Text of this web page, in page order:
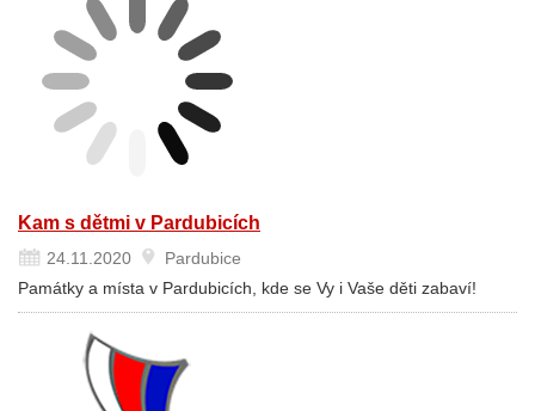
Kam s dětmi v Pardubicích
24.11.2020
Pardubice
Památky a místa v Pardubicích, kde se Vy i Vaše děti zabaví!